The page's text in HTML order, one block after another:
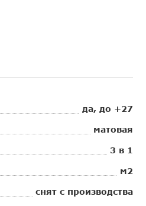
да, до +27
матовая
3 в 1
м2
снят с производства